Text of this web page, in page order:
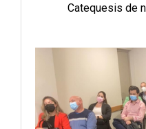
Catequesis de